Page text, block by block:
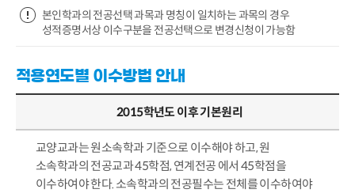
본인학과의 전공선택 과목과 명칭이 일치하는 과목의 경우
성적증명서상 이수구분을 전공선택으로 변경신청이 가능함
적용연도별 이수방법 안내
2015학년도 이후 기본원리
교양교과는 원소속학과 기준으로 이수해야 하고, 원
소속학과의 전공교과 45학점, 연계전공 에서 45학점을
이수하여야 한다. 소속학과의 전공필수는 전체를 이수하여야